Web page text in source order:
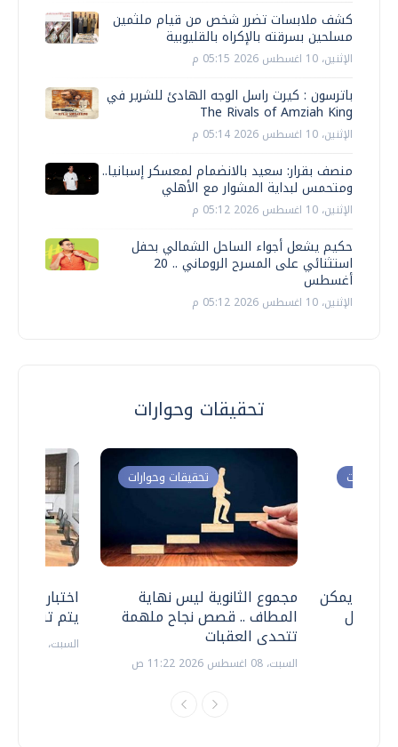
كشف ملابسات تضرر شخص من قيام ملثمين
مسلحين بسرقته بالإكراه بالقليوبية
الإثنين، 10 اغسطس 2026 05:15 م
باترسون : كيرت راسل الوجه الهادئ للشرير في
The Rivals of Amziah King
الإثنين، 10 اغسطس 2026 05:14 م
منصف بقرار: سعيد بالانضمام لمعسكر إسبانيا..
ومتحمس لبداية المشوار مع الأهلي
الإثنين، 10 اغسطس 2026 05:12 م
حكيم يشعل أجواء الساحل الشمالي بحفل
استثنائي على المسرح الروماني .. 20
أغسطس
الإثنين، 10 اغسطس 2026 05:12 م
تحقيقات وحوارات
اختبارات
يتم
السبت، 18 يوليو 2026 09:22 ص
تحقيقات وحوارات
مجموع الثانوية ليس نهاية
المطاف .. قصص نجاح ملهمة
تتحدى العقبات
السبت، 08 اغسطس 2026 11:22 ص
وحوارات
.. هل يمكن
نتعامل